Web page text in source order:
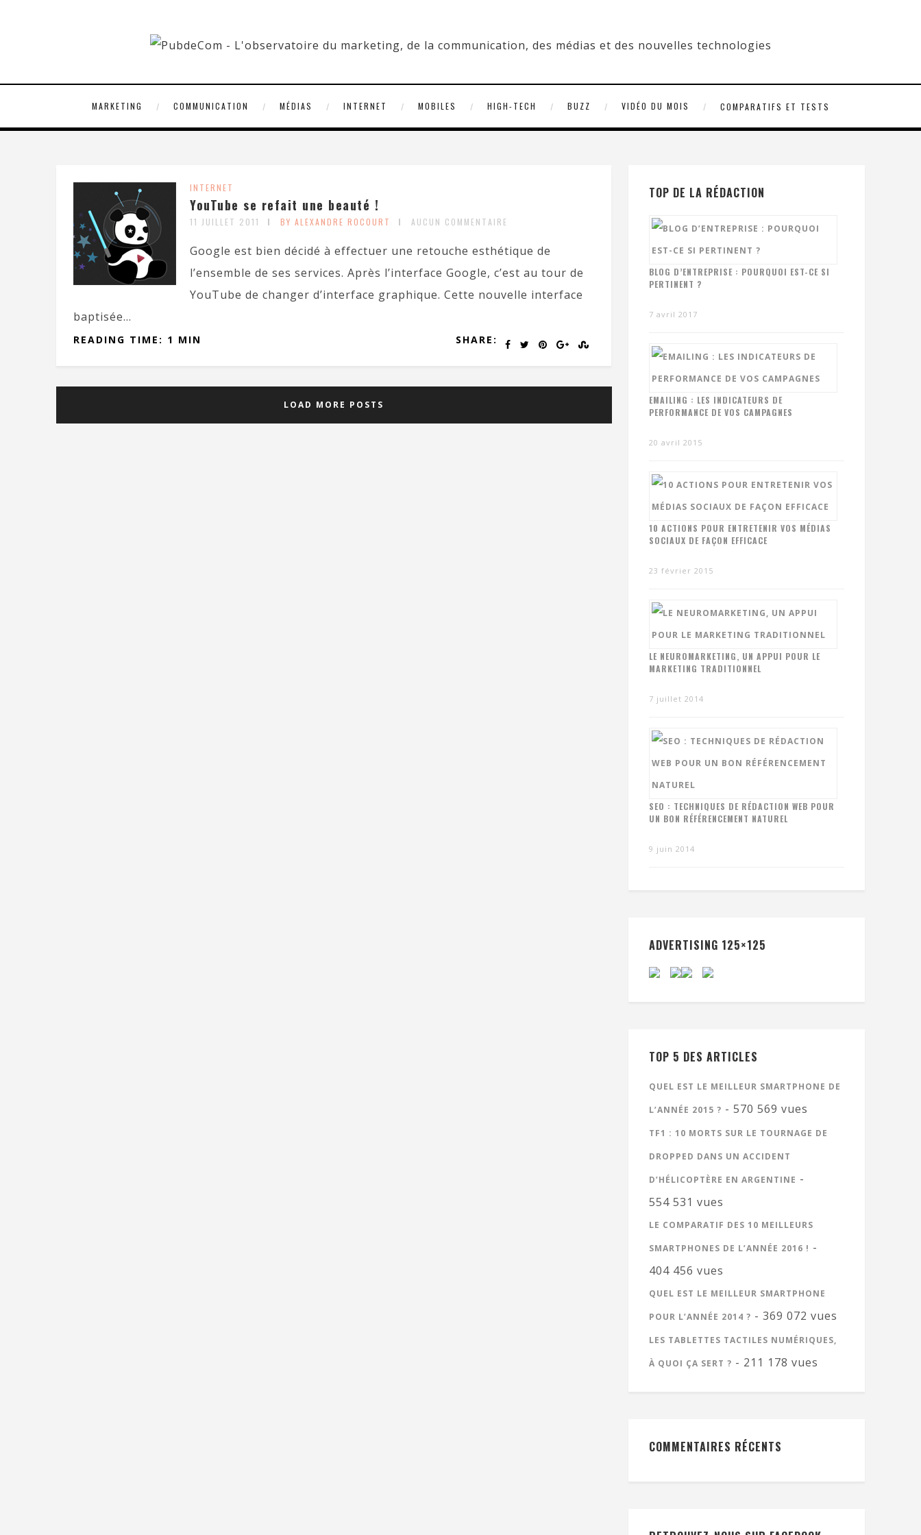
MARKETING COMMUNICATION MÉDIAS INTERNET MOBILES HIGH-TECH BUZZ VIDÉO DU MOIS COMPARATIFS ET TESTS
INTERNET
YouTube se refait une beauté !
11 JUILLET 2011 BY ALEXANDRE ROCOURT AUCUN COMMENTAIRE
Google est bien décidé à effectuer une retouche esthétique de
l’ensemble de ses services. Après l’interface Google, c’est au tour de
YouTube de changer d’interface graphique. Cette nouvelle interface
baptisée...
SHARE:
READING TIME: 1 MIN
LOAD MORE POSTS
TOP DE LA RÉDACTION
BLOG D’ENTREPRISE : POURQUOI EST-CE SI
PERTINENT ?
7 avril 2017
EMAILING : LES INDICATEURS DE
PERFORMANCE DE VOS CAMPAGNES
20 avril 2015
10 ACTIONS POUR ENTRETENIR VOS MÉDIAS
SOCIAUX DE FAÇON EFFICACE
23 février 2015
LE NEUROMARKETING, UN APPUI POUR LE
MARKETING TRADITIONNEL
7 juillet 2014
SEO : TECHNIQUES DE RÉDACTION WEB POUR
UN BON RÉFÉRENCEMENT NATUREL
9 juin 2014
ADVERTISING 125×125
TOP 5 DES ARTICLES
QUEL EST LE MEILLEUR SMARTPHONE DE
L’ANNÉE 2015 ? - 570 569 vues
TF1 : 10 MORTS SUR LE TOURNAGE DE
DROPPED DANS UN ACCIDENT
D’HÉLICOPTÈRE EN ARGENTINE -
554 531 vues
LE COMPARATIF DES 10 MEILLEURS
SMARTPHONES DE L’ANNÉE 2016 ! -
404 456 vues
QUEL EST LE MEILLEUR SMARTPHONE
POUR L’ANNÉE 2014 ? - 369 072 vues
LES TABLETTES TACTILES NUMÉRIQUES,
À QUOI ÇA SERT ? - 211 178 vues
COMMENTAIRES RÉCENTS